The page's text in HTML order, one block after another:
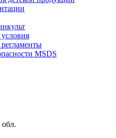
MSDS